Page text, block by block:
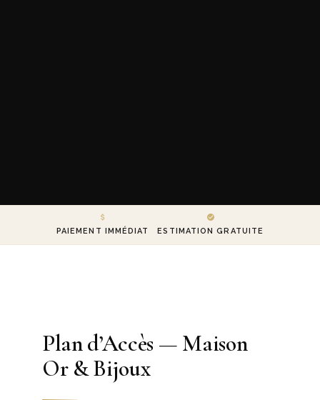
PAIEMENT IMMÉDIAT ESTIMATION GRATUITE
Plan d’Accès — Maison
Or & Bijoux